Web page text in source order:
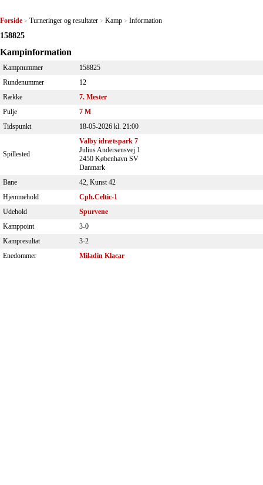
Forside > Turneringer og resultater > Kamp > Information
158825
Kampinformation
Kampnummer
158825
Rundenummer
12
Række
7. Mester
Pulje
7 M
Tidspunkt
18-05-2026 kl. 21:00
Spillested
Valby idrætspark 7
Julius Andersensvej 1
2450 København SV
Danmark
Bane
42, Kunst 42
Hjemmehold
Cph.Celtic-1
Udehold
Spurvene
Kamppoint
3-0
Kampresultat
3-2
Enedommer
Miladin Klacar